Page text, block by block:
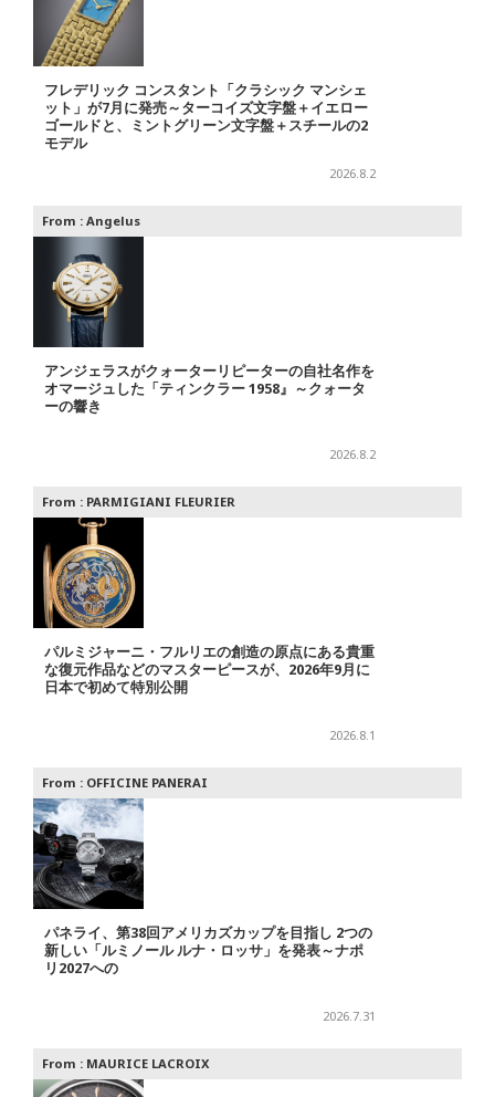
フレデリック コンスタント「クラシック マンシェ
ット」が7月に発売～ターコイズ文字盤＋イエロー
ゴールドと、ミントグリーン文字盤＋スチールの2
モデル
2026.8.2
From : Angelus
アンジェラスがクォーターリピーターの自社名作を
オマージュした「ティンクラー 1958』～クォータ
ーの響き
2026.8.2
From : PARMIGIANI FLEURIER
パルミジャーニ・フルリエの創造の原点にある貴重
な復元作品などのマスターピースが、2026年9月に
日本で初めて特別公開
2026.8.1
From : OFFICINE PANERAI
パネライ、第38回アメリカズカップを目指し 2つの
新しい「ルミノール ルナ・ロッサ」を発表～ナポ
リ2027への
2026.7.31
From : MAURICE LACROIX